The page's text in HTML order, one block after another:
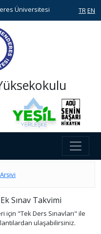
Üniversitesi TR EN
Sınav Takvimi
için "Tek Ders Sınavları" ile
ulaşabilirsiniz.